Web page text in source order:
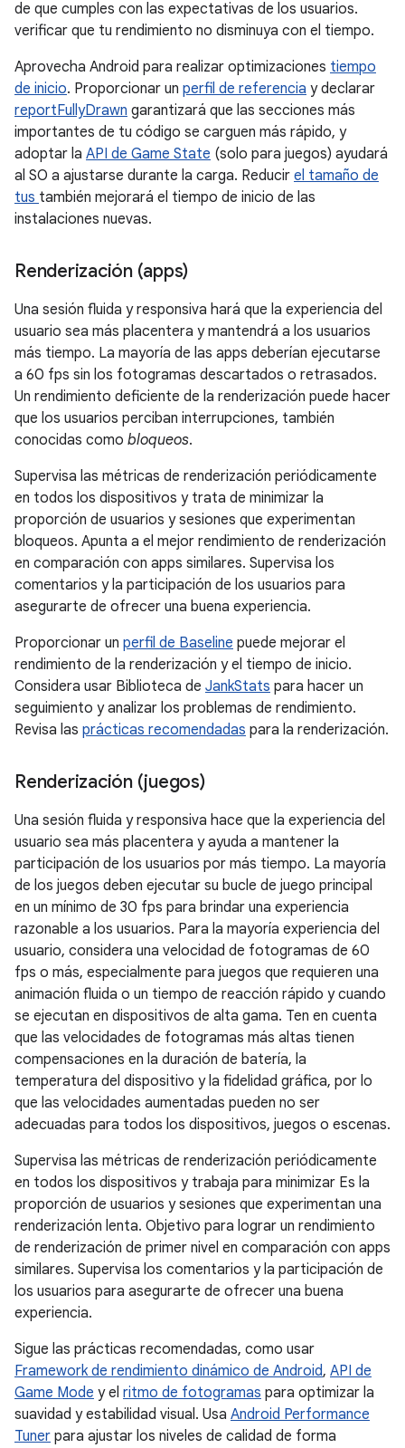
de que cumples con las expectativas de los usuarios.
verificar que tu rendimiento no disminuya con el tiempo.
Aprovecha Android para realizar optimizaciones tiempo
de inicio. Proporcionar un perfil de referencia y declarar
reportFullyDrawn garantizará que las secciones más
importantes de tu código se carguen más rápido, y
adoptar la API de Game State (solo para juegos) ayudará
al SO a ajustarse durante la carga. Reducir el tamaño de
tus también mejorará el tiempo de inicio de las
instalaciones nuevas.
Renderización (apps)
Una sesión fluida y responsiva hará que la experiencia del
usuario sea más placentera y mantendrá a los usuarios
más tiempo. La mayoría de las apps deberían ejecutarse
a 60 fps sin los fotogramas descartados o retrasados.
Un rendimiento deficiente de la renderización puede hacer
que los usuarios perciban interrupciones, también
conocidas como bloqueos.
Supervisa las métricas de renderización periódicamente
en todos los dispositivos y trata de minimizar la
proporción de usuarios y sesiones que experimentan
bloqueos. Apunta a el mejor rendimiento de renderización
en comparación con apps similares. Supervisa los
comentarios y la participación de los usuarios para
asegurarte de ofrecer una buena experiencia.
Proporcionar un perfil de Baseline puede mejorar el
rendimiento de la renderización y el tiempo de inicio.
Considera usar Biblioteca de JankStats para hacer un
seguimiento y analizar los problemas de rendimiento.
Revisa las prácticas recomendadas para la renderización.
Renderización (juegos)
Una sesión fluida y responsiva hace que la experiencia del
usuario sea más placentera y ayuda a mantener la
participación de los usuarios por más tiempo. La mayoría
de los juegos deben ejecutar su bucle de juego principal
en un mínimo de 30 fps para brindar una experiencia
razonable a los usuarios. Para la mayoría experiencia del
usuario, considera una velocidad de fotogramas de 60
fps o más, especialmente para juegos que requieren una
animación fluida o un tiempo de reacción rápido y cuando
se ejecutan en dispositivos de alta gama. Ten en cuenta
que las velocidades de fotogramas más altas tienen
compensaciones en la duración de batería, la
temperatura del dispositivo y la fidelidad gráfica, por lo
que las velocidades aumentadas pueden no ser
adecuadas para todos los dispositivos, juegos o escenas.
Supervisa las métricas de renderización periódicamente
en todos los dispositivos y trabaja para minimizar Es la
proporción de usuarios y sesiones que experimentan una
renderización lenta. Objetivo para lograr un rendimiento
de renderización de primer nivel en comparación con apps
similares. Supervisa los comentarios y la participación de
los usuarios para asegurarte de ofrecer una buena
experiencia.
Sigue las prácticas recomendadas, como usar
Framework de rendimiento dinámico de Android, API de
Game Mode y el ritmo de fotogramas para optimizar la
suavidad y estabilidad visual. Usa Android Performance
Tuner para ajustar los niveles de calidad de forma